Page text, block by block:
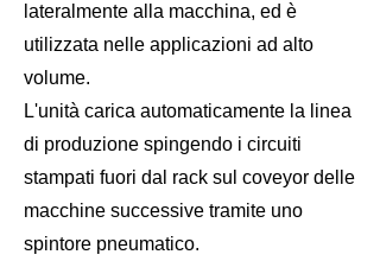
lateralmente alla macchina, ed è
utilizzata nelle applicazioni ad alto
volume.
L'unità carica automaticamente la linea
di produzione spingendo i circuiti
stampati fuori dal rack sul coveyor delle
macchine successive tramite uno
spintore pneumatico.